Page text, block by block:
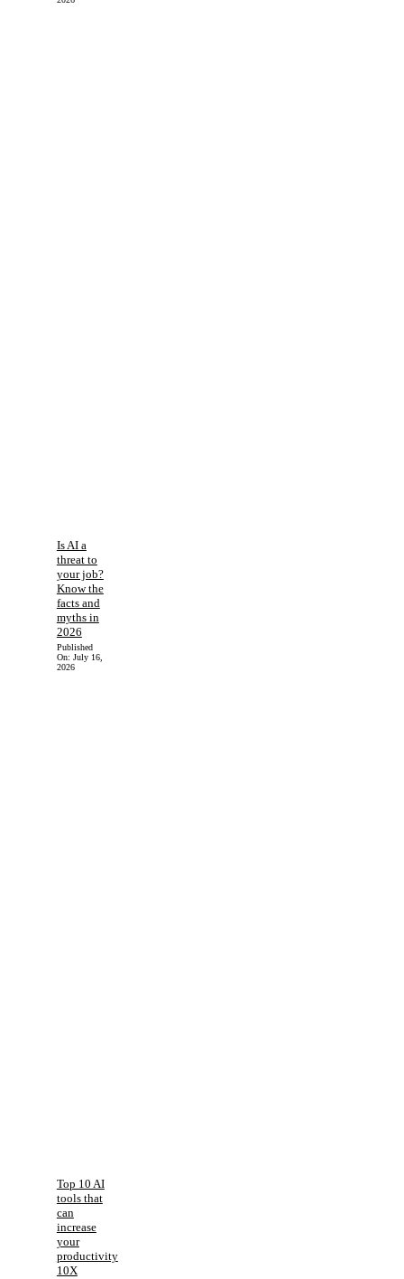
Is AI a
threat to
your job?
Know the
facts and
myths in
2026
Published
On: July 16,
2026
Top 10 AI
tools that
can
increase
your
productivity
10X